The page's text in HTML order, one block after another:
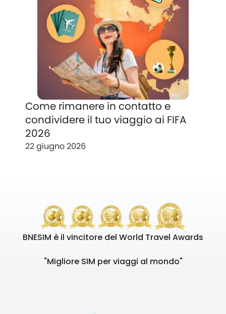
Come rimanere in contatto e
condividere il tuo viaggio ai FIFA
2026
22 giugno 2026
BNESIM è il vincitore del World Travel Awards
"Migliore SIM per viaggi al mondo"